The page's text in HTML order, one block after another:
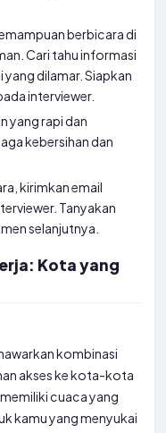
berbicara di
Cari tahu informasi
dilamar. Siapkan
interviewer.
yang rapi dan
kebersihan dan
kirimkan email
Tanyakan
selanjutnya.
Kota yang
kombinasi
akses ke kota-kota
cuaca yang
kamu yang menyukai